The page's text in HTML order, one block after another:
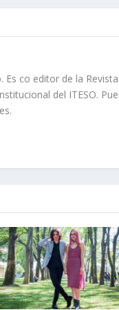
co editor de la
del ITESO.